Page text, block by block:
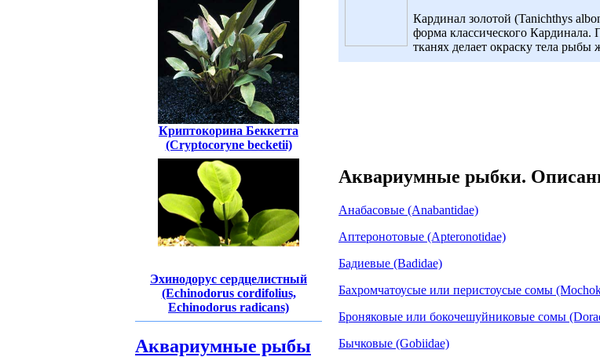
Криптокорина Беккетта
(Cryptocoryne becketii)
Эхинодорус сердцелистный
(Echinodorus cordifolius,
Echinodorus radicans)
Аквариумные рыбы
Кардинал золотой (Tanichthys
форма классического Кардинала.
тканях делает окраску тела рыбы
Аквариумные рыбки.
Анабасовые (Anabantidae)
Аптеронотовые (Apteronotidae)
Бадиевые (Badidae)
Бахромчатоусые или перистоусые сомы
Броняковые или бокочешуйниковые сомы
Бычковые (Gobiidae)